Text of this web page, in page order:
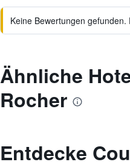
Keine Bewertungen
Ähnliche
Rocher
Entdecke